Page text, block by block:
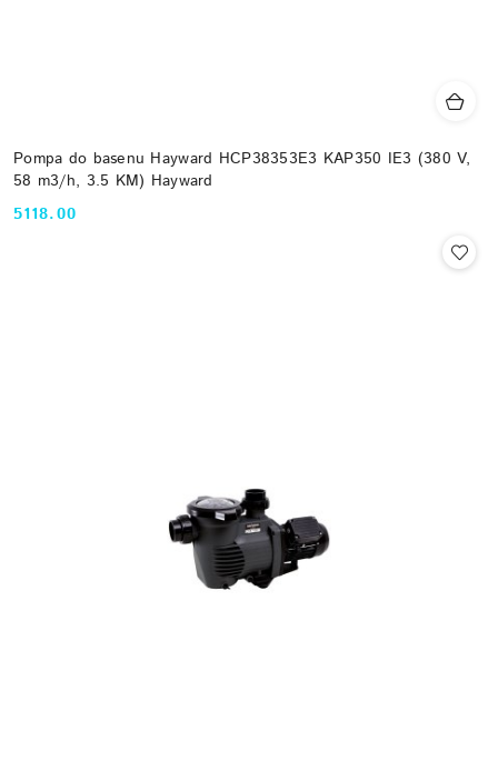
Pompa do basenu Hayward HCP38353E3 KAP350 IE3 (380 V,
58 m3/h, 3.5 KM) Hayward
Cena:
5118.00